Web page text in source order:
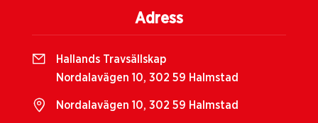
Adress
Hallands Travsällskap
Nordalavägen 10, 302 59 Halmstad
Nordalavägen 10, 302 59 Halmstad